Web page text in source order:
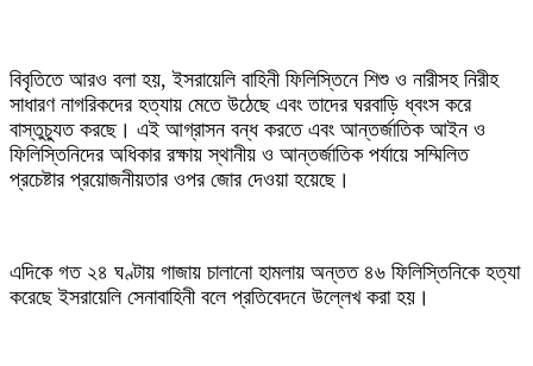
বিবৃতিতে আরও বলা হয়, ইসরায়েলি বাহিনী ফিলিস্তিনে শিশু ও নারীসহ নিরীহ
সাধারণ নাগরিকদের হত্যায় মেতে উঠেছে এবং তাদের ঘরবাড়ি ধ্বংস করে
বাস্তুচ্যুত করছে। এই আগ্রাসন বন্ধ করতে এবং আন্তর্জাতিক আইন ও
ফিলিস্তিনিদের অধিকার রক্ষায় স্থানীয় ও আন্তর্জাতিক পর্যায়ে সম্মিলিত
প্রচেষ্টার প্রয়োজনীয়তার ওপর জোর দেওয়া হয়েছে।
এদিকে গত ২৪ ঘণ্টায় গাজায় চালানো হামলায় অন্তত ৪৬ ফিলিস্তিনিকে হত্যা
করেছে ইসরায়েলি সেনাবাহিনী বলে প্রতিবেদনে উল্লেখ করা হয়।